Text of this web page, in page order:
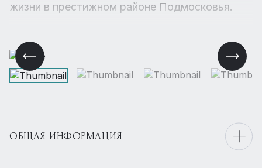
жизни в престижном районе Подмосковья.
ОБЩАЯ ИНФОРМАЦИЯ